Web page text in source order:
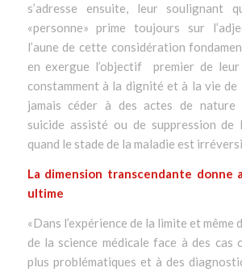
s’adresse ensuite, leur soulignant
«personne» prime toujours sur
l’aune de cette considération
en exergue l’objectif premier de
constamment à la dignité et à la vie de
jamais céder à des actes de nature
suicide assisté ou de suppression de
quand le stade de la maladie est
La dimension transcendante donne
ultime
«Dans l’expérience de la limite et même
de la science médicale face à des cas
plus problématiques et à des